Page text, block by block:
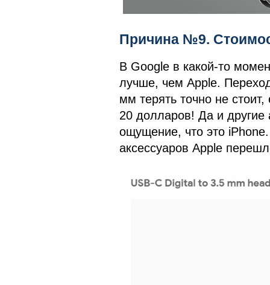
Причина №9.
В Google в какой-то
лучше, чем Apple.
мм терять точно не
20 долларов! Да и другие
ощущение, что это
аксессуаров Apple